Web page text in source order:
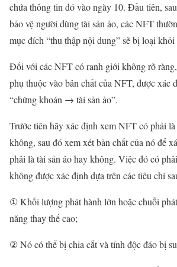
chứa thông tin đó vào ngày 10. Đầu tiên,
bảo vệ người dùng tài sản ảo, các NFT
mục đích “thu thập nội dung” sẽ bị loại khỏi
Đối với các NFT có ranh giới không rõ
phụ thuộc vào bản chất của NFT, được xác
“chứng khoán → tài sản ảo”.
Trước tiên hãy xác định xem NFT có phải
không, sau đó xem xét bản chất của nó để
phải là tài sản ảo hay không. Việc đó có
không được xác định dựa trên các tiêu chí
① Khối lượng phát hành lớn hoặc chuỗi
năng thay thế cao;
② Nó có thể bị chia cắt và tính độc đáo bị